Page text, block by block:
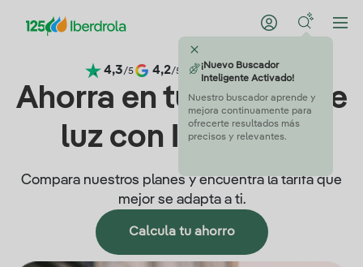
4,3/5 4,2/5 4,5/5 4,6/5
Ahorra en tu factura de
luz con Iberdrola
Compara nuestros planes y encuentra la tarifa que
mejor se adapta a ti.
Calcula tu ahorro